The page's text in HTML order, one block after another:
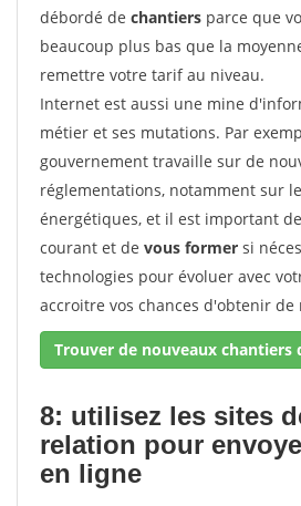
débordé de chantiers parce que
beaucoup plus bas que la
remettre votre tarif au niveau.
Internet est aussi une mine
métier et ses mutations. Par
gouvernement travaille sur de
réglementations, notamment sur
énergétiques, et il est important
courant et de vous former si
technologies pour évoluer avec
accroitre vos chances d'obtenir de
Trouver de nouveaux chantiers
8: utilisez les sites
relation pour
en ligne